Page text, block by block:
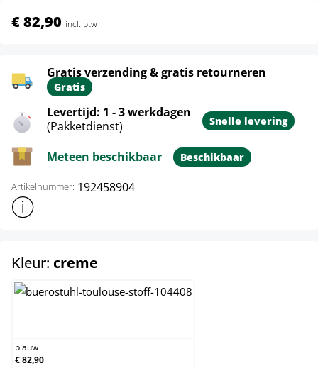
€ 82,90 incl. btw
Gratis verzending & gratis retourneren
Gratis
Levertijd: 1 - 3 werkdagen
(Pakketdienst)
Snelle levering
Meteen beschikbaar Beschikbaar
Artikelnummer: 192458904
Toon meer productinformatie
Kleur: creme
blauw
€ 82,90